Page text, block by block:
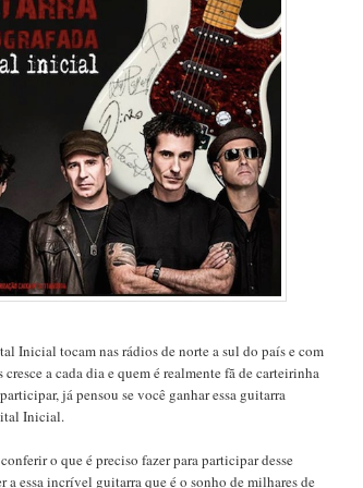
Inicial tocam nas rádios de norte a sul do país e com
cresce a cada dia e quem é realmente fã de carteirinha
já pensou se você ganhar essa guitarra
Inicial.
o que é preciso fazer para participar desse
a essa incrível guitarra que é o sonho de milhares de